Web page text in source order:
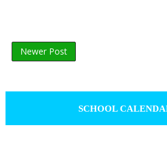
Newer Post
SCHOOL